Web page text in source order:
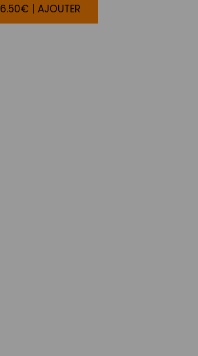
6.50€ | AJOUTER